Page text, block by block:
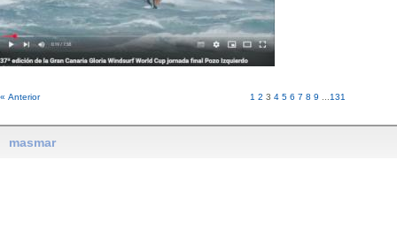
« Anterior 1 2 3 4 5 6 7 8 9 ...131
masmar